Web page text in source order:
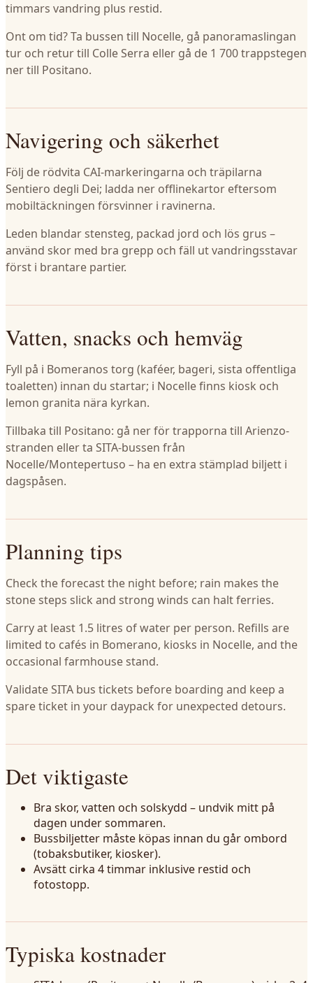
timmars vandring plus restid.
Ont om tid? Ta bussen till Nocelle, gå panoramaslingan
tur och retur till Colle Serra eller gå de 1 700 trappstegen
ner till Positano.
Navigering och säkerhet
Följ de rödvita CAI-markeringarna och träpilarna
Sentiero degli Dei; ladda ner offlinekartor eftersom
mobiltäckningen försvinner i ravinerna.
Leden blandar stensteg, packad jord och lös grus –
använd skor med bra grepp och fäll ut vandringsstavar
först i brantare partier.
Vatten, snacks och hemväg
Fyll på i Bomeranos torg (kaféer, bageri, sista offentliga
toaletten) innan du startar; i Nocelle finns kiosk och
lemon granita nära kyrkan.
Tillbaka till Positano: gå ner för trapporna till Arienzo-
stranden eller ta SITA-bussen från
Nocelle/Montepertuso – ha en extra stämplad biljett i
dagspåsen.
Planning tips
Check the forecast the night before; rain makes the
stone steps slick and strong winds can halt ferries.
Carry at least 1.5 litres of water per person. Refills are
limited to cafés in Bomerano, kiosks in Nocelle, and the
occasional farmhouse stand.
Validate SITA bus tickets before boarding and keep a
spare ticket in your daypack for unexpected detours.
Det viktigaste
Bra skor, vatten och solskydd – undvik mitt på
dagen under sommaren.
Bussbiljetter måste köpas innan du går ombord
(tobaksbutiker, kiosker).
Avsätt cirka 4 timmar inklusive restid och
fotostopp.
Typiska kostnader